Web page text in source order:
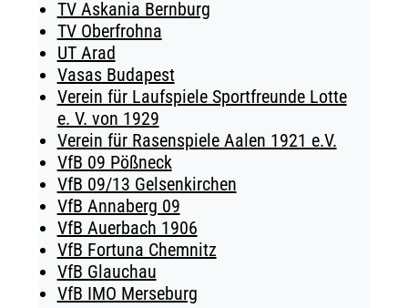
TV Askania Bernburg
TV Oberfrohna
UT Arad
Vasas Budapest
Verein für Laufspiele Sportfreunde Lotte
e. V. von 1929
Verein für Rasenspiele Aalen 1921 e.V.
VfB 09 Pößneck
VfB 09/13 Gelsenkirchen
VfB Annaberg 09
VfB Auerbach 1906
VfB Fortuna Chemnitz
VfB Glauchau
VfB IMO Merseburg